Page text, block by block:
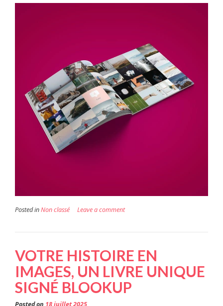
Posted inNon classé Leave a comment
VOTRE HISTOIRE EN
IMAGES, UN LIVRE UNIQUE
SIGNÉ BLOOKUP